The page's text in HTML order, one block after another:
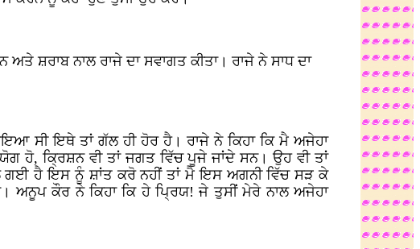
ਸ਼ਰਾਬ ਨਾਲ ਰਾਜੇ ਦਾ ਸਵਾਗਤ ਕੀਤਾ। ਰਾਜੇ ਨੇ ਸਾਧ ਦਾ
ਸੀ ਇਥੇ ਤਾਂ ਗੱਲ ਹੀ ਹੋਰ ਹੈ। ਰਾਜੇ ਨੇ ਕਿਹਾ ਕਿ ਮੈ ਅਜੇਹਾ
ਹੋ, ਕ੍ਰਿਸ਼ਨ ਵੀ ਤਾਂ ਜਗਤ ਵਿੱਚ ਪੂਜੇ ਜਾਂਦੇ ਸਨ। ਉਹ ਵੀ ਤਾਂ
ਗਈ ਹੈ ਇਸ ਨੂੰ ਸ਼ਾਂਤ ਕਰੋ ਨਹੀਂ ਤਾਂ ਮੈ ਇਸ ਅਗਨੀ ਵਿੱਚ ਸੜ ਕੇ
ਅਨੂਪ ਕੌਰ ਨੇ ਕਿਹਾ ਕਿ ਹੇ ਪ੍ਰਿਯ! ਜੇ ਤੁਸੀਂ ਮੇਰੇ ਨਾਲ ਅਜੇਹਾ